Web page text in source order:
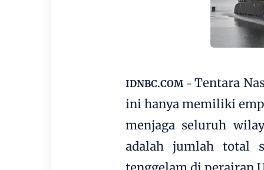
IDNBC.COM-Tentara
ini hanya memiliki
menjaga seluruh
adalah jumlah total